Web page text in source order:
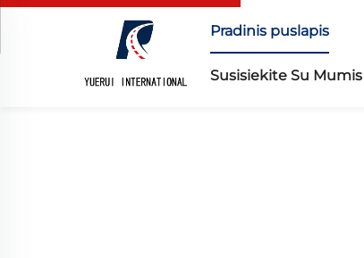
Pradinis puslapis
Susisiekite Su Mumis